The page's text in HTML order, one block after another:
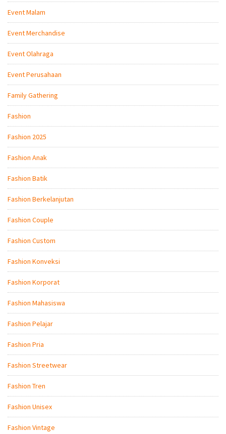
Event Malam
Event Merchandise
Event Olahraga
Event Perusahaan
Family Gathering
Fashion
Fashion 2025
Fashion Anak
Fashion Batik
Fashion Berkelanjutan
Fashion Couple
Fashion Custom
Fashion Konveksi
Fashion Korporat
Fashion Mahasiswa
Fashion Pelajar
Fashion Pria
Fashion Streetwear
Fashion Tren
Fashion Unisex
Fashion Vintage